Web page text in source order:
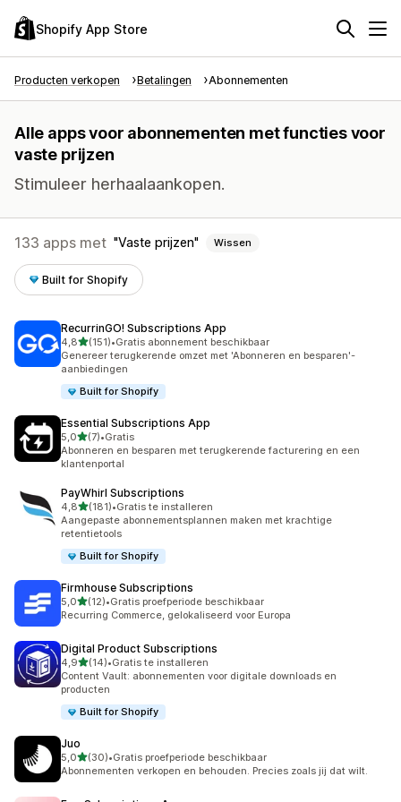
Shopify App Store
Producten verkopen Betalingen Abonnementen
Alle apps voor abonnementen met functies voor
vaste prijzen
Stimuleer herhaalaankopen.
133 apps met Vaste prijzen Wissen
Built for Shopify
RecurrinGO! Subscriptions App
4,8van 5 sterren
(151)
151 recensies in totaal
•Gratis abonnement beschikbaar
Genereer terugkerende omzet met 'Abonneren en besparen'-
aanbiedingen
Built for Shopify
Essential Subscriptions App
5,0van 5 sterren
(7)
7 recensies in totaal
•Gratis
Abonneren en besparen met terugkerende facturering en een
klantenportal
PayWhirl Subscriptions
4,8van 5 sterren
(181)
181 recensies in totaal
•Gratis te installeren
Aangepaste abonnementsplannen maken met krachtige
retentietools
Built for Shopify
Firmhouse Subscriptions
5,0van 5 sterren
(12)
12 recensies in totaal
•Gratis proefperiode beschikbaar
Recurring Commerce, gelokaliseerd voor Europa
Digital Product Subscriptions
4,9van 5 sterren
(14)
14 recensies in totaal
•Gratis te installeren
Content Vault: abonnementen voor digitale downloads en
producten
Built for Shopify
Juo
5,0van 5 sterren
(30)
30 recensies in totaal
•Gratis proefperiode beschikbaar
Abonnementen verkopen en behouden. Precies zoals jij dat wilt.